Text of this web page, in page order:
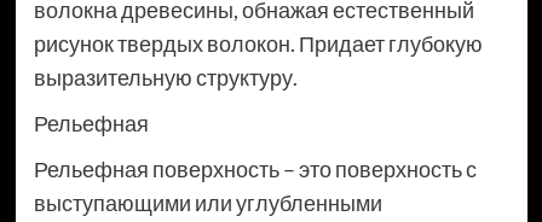
волокна древесины, обнажая естественный
рисунок твердых волокон. Придает глубокую
выразительную структуру.
Рельефная
Рельефная поверхность – это поверхность с
выступающими или углубленными